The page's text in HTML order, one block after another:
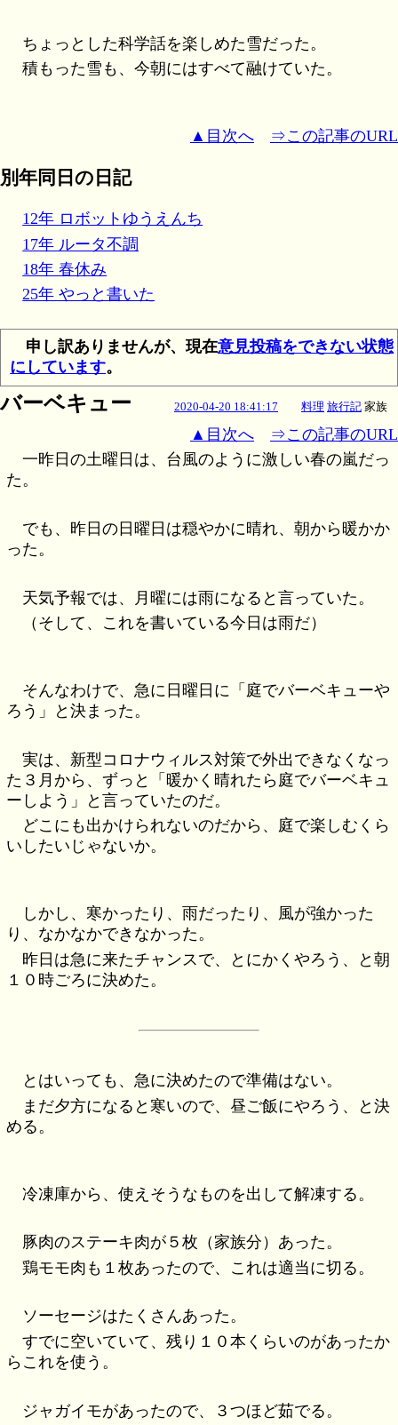
ちょっとした科学話を楽しめた雪だった。
積もった雪も、今朝にはすべて融けていた。
▲目次へ ⇒この記事のURL
別年同日の日記
12年 ロボットゆうえんち
17年 ルータ不調
18年 春休み
25年 やっと書いた
申し訳ありませんが、現在意見投稿をできない状態
にしています。
バーベキュー 2020-04-20 18:41:17 料理 旅行記 家族
▲目次へ
⇒この記事のURL
一昨日の土曜日は、台風のように激しい春の嵐だっ
た。
でも、昨日の日曜日は穏やかに晴れ、朝から暖かか
った。
天気予報では、月曜には雨になると言っていた。
（そして、これを書いている今日は雨だ）
そんなわけで、急に日曜日に「庭でバーベキューや
ろう」と決まった。
実は、新型コロナウィルス対策で外出できなくなっ
た３月から、ずっと「暖かく晴れたら庭でバーベキュ
ーしよう」と言っていたのだ。
どこにも出かけられないのだから、庭で楽しむくら
いしたいじゃないか。
しかし、寒かったり、雨だったり、風が強かった
り、なかなかできなかった。
昨日は急に来たチャンスで、とにかくやろう、と朝
１０時ごろに決めた。
とはいっても、急に決めたので準備はない。
まだ夕方になると寒いので、昼ご飯にやろう、と決
める。
冷凍庫から、使えそうなものを出して解凍する。
豚肉のステーキ肉が５枚（家族分）あった。
鶏モモ肉も１枚あったので、これは適当に切る。
ソーセージはたくさんあった。
すでに空いていて、残り１０本くらいのがあったか
らこれを使う。
ジャガイモがあったので、３つほど茹でる。